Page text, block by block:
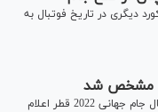
مسی پس از قهرمانی در جام جهانی 2022 رکورد دیگری در تاریخ فوتبال به
ترکیب 11 نفره 2 تیم آرژانتین و فرانسه برای فینال جام جهانی 2022 قطر اعلام